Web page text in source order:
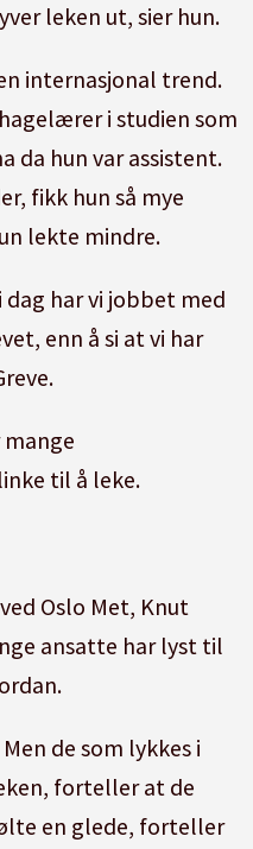
leken ut, sier hun.
internasjonal trend.
i studien som
da hun var assistent.
fikk hun så mye
lekte mindre.
dag har vi jobbet med
enn å si at vi har
til å leke.
Oslo Met, Knut
ansatte har lyst til
Men de som lykkes i
forteller at de
en glede, forteller